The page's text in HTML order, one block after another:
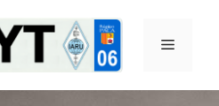
Menu